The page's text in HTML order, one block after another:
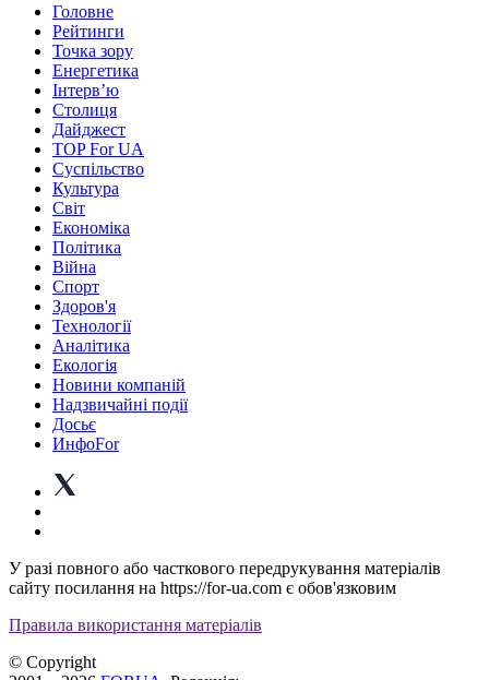
Головне
Рейтинги
Точка зору
Енергетика
Інтерв’ю
Столиця
Дайджест
TOP For UA
Суспiльство
Культура
Світ
Економіка
Політика
Війна
Спорт
Здоров'я
Технології
Аналітика
Екологія
Новини компаній
Надзвичайні події
Досьє
ИнфоFor
У разі повного або часткового передрукування матеріалів
сайту посилання на https://for-ua.com є обов'язковим
Правила використання матеріалів
© Copyright